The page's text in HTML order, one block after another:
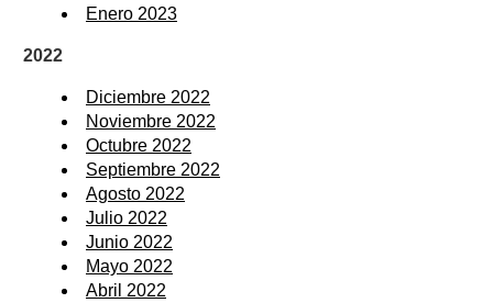
Enero 2023
2022
Diciembre 2022
Noviembre 2022
Octubre 2022
Septiembre 2022
Agosto 2022
Julio 2022
Junio 2022
Mayo 2022
Abril 2022